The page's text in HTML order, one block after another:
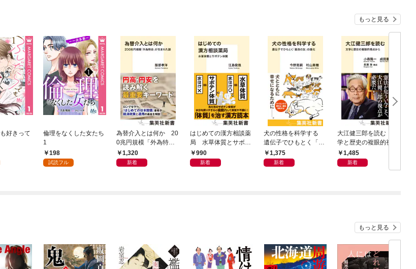
もっと見る
好きって
倫理をなくした女たち
1
198
試読フル
為替介入とは何か 20
0兆円規模「外為特
会」が生まれた謎
1,320
新着
はじめての漢方相談薬
局 水草体質とサボテ
ン体質
990
新着
犬の性格を科学する
遺伝子でひもとく「最
良の友」の進化
1,375
新着
大江健三郎を読む 文
学と歴史の複眼的視点
から1,485
新着
もっと見る